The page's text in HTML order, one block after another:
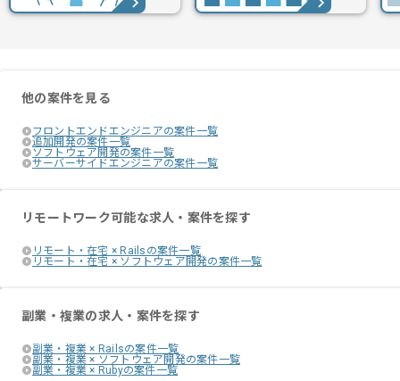
他の案件を見る
フロントエンドエンジニアの案件一覧
追加開発の案件一覧
ソフトウェア開発の案件一覧
サーバーサイドエンジニアの案件一覧
リモートワーク可能な求人・案件を探す
リモート・在宅 × Railsの案件一覧
リモート・在宅 × ソフトウェア開発の案件一覧
副業・複業の求人・案件を探す
副業・複業 × Railsの案件一覧
副業・複業 × ソフトウェア開発の案件一覧
副業・複業 × Rubyの案件一覧